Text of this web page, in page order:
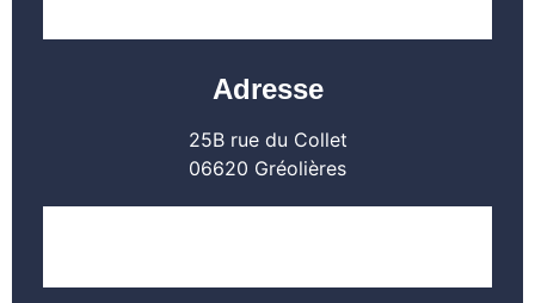
Adresse
25B rue du Collet
06620 Gréolières